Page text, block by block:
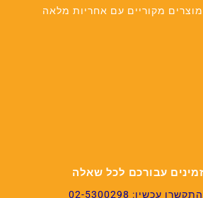
מוצרים מקוריים עם אחריות מלאה
זמינים עבורכם לכל שאלה
התקשרו עכשיו: 02-5300298